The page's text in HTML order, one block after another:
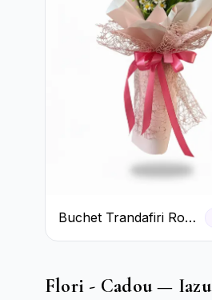
Buchet Trandafiri Roz
Pal și Eucalipt
Flori - Cadou — Iazu